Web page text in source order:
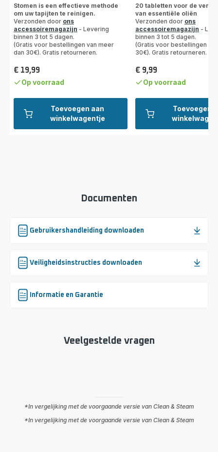
Toevoegen aan
winkelwagentje
met
5
sterren
(gemiddeld)
Stomen is een effectieve methode
om uw tapijten te reinigen.
Verzonden door ons
accessoiremagazijn - Levering
binnen 3 tot 5 dagen.
(Gratis voor bestellingen van meer
dan 30€). Gratis retourneren.
Prijs
€ 19,99
Op voorraad
Toevoegen
20 tabletten voor de
van essentiële oliën
Verzonden door ons
accessoiremagazijn -
binnen 3 tot 5 dagen.
(Gratis voor bestellingen
30€). Gratis retourneren.
Prijs
€ 9,99
Op voorraad
Documenten
Gebruikershandleiding downloaden
Veiligheidsinstructies downloaden
Informatie en Garantie
Veelgestelde vragen
*In vergelijking met de voorgaande versie van Clean & Steam
*In vergelijking met de voorgaande versie van Clean & Steam